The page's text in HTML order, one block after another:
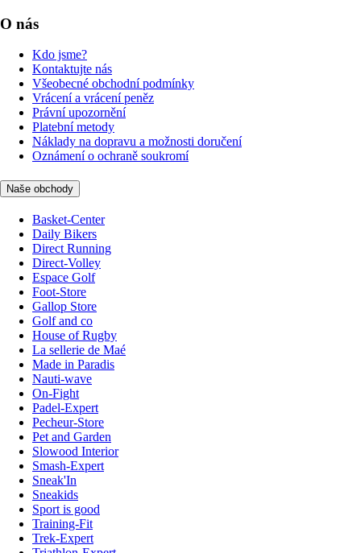
O nás
Kdo jsme?
Kontaktujte nás
Všeobecné obchodní podmínky
Vrácení a vrácení peněz
Právní upozornění
Platební metody
Náklady na dopravu a možnosti doručení
Oznámení o ochraně soukromí
Naše obchody
Basket-Center
Daily Bikers
Direct Running
Direct-Volley
Espace Golf
Foot-Store
Gallop Store
Golf and co
House of Rugby
La sellerie de Maé
Made in Paradis
Nauti-wave
On-Fight
Padel-Expert
Pecheur-Store
Pet and Garden
Slowood Interior
Smash-Expert
Sneak'In
Sneakids
Sport is good
Training-Fit
Trek-Expert